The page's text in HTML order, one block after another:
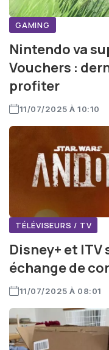
GAMING
Nintendo va
Vouchers :
profiter
11/07/2025 À 10:10
TÉLÉVISEURS / TV
Disney+ et ITV
échange de
11/07/2025 À 08:01